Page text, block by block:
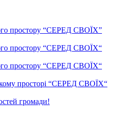
простору “СЕРЕД СВОЇХ”
простору “СЕРЕД СВОЇХ“
простору “СЕРЕД СВОЇХ“
просторі “СЕРЕД СВОЇХ“
громади!